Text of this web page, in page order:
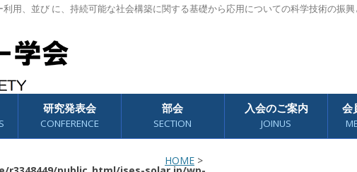
用、並び に、持続可能な社会構築に関する基礎から応用についての科学技術の振
研究発表会
CONFERENCE
部会
SECTION
入会のご案内
JOINUS
会
HOME >